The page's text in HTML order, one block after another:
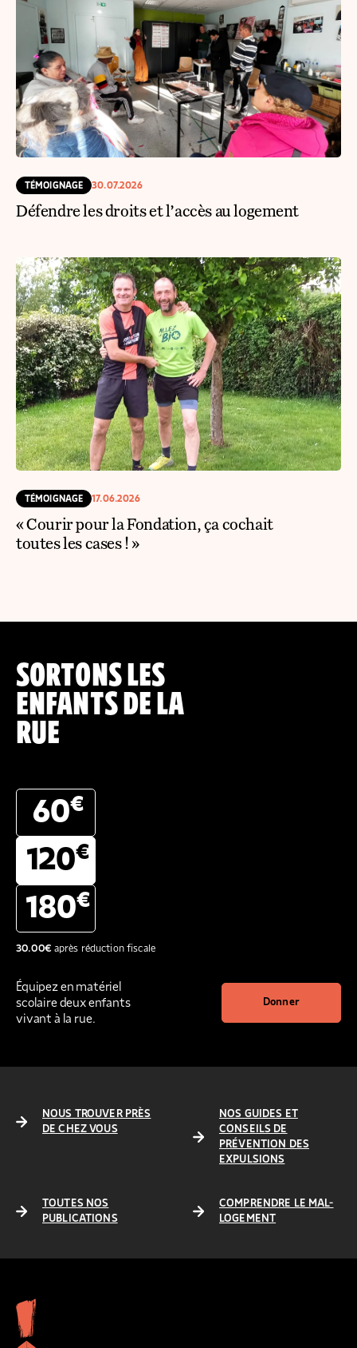
TÉMOIGNAGE 30.07.2026
Défendre les droits et l’accès au logement
TÉMOIGNAGE 17.06.2026
« Courir pour la Fondation, ça cochait
toutes les cases ! »
SORTONS LES
ENFANTS DE LA
RUE
60€
120€
180€
30.00€après réduction fiscale
Équipez en matériel
scolaire deux enfants
vivant à la rue.
Donner
NOUS TROUVER PRÈS
DE CHEZ VOUS
NOS GUIDES ET
CONSEILS DE
PRÉVENTION DES
EXPULSIONS
TOUTES NOS
PUBLICATIONS
COMPRENDRE LE MAL-
LOGEMENT